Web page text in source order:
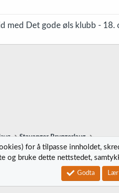
med Det gode øls klubb -
Stavanger Bryggerlaug
Community platform by XenForo ®
for å tilpasse innholdet,
og bruke dette nettstedet,
Godta Lær